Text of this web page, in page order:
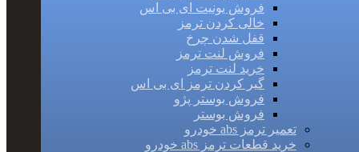
فروش یونیت ای بی اس
خالی کردن ترمز
قفل شدن چرخ
فروش لنت ترمز
خرید لنت ترمز
گیر کردن ترمز ای بی اس
فروش بوستر پژو
فروش بوستر
تعمیر ترمز abs خودرو
خرید قطعات ترمز abs خودرو